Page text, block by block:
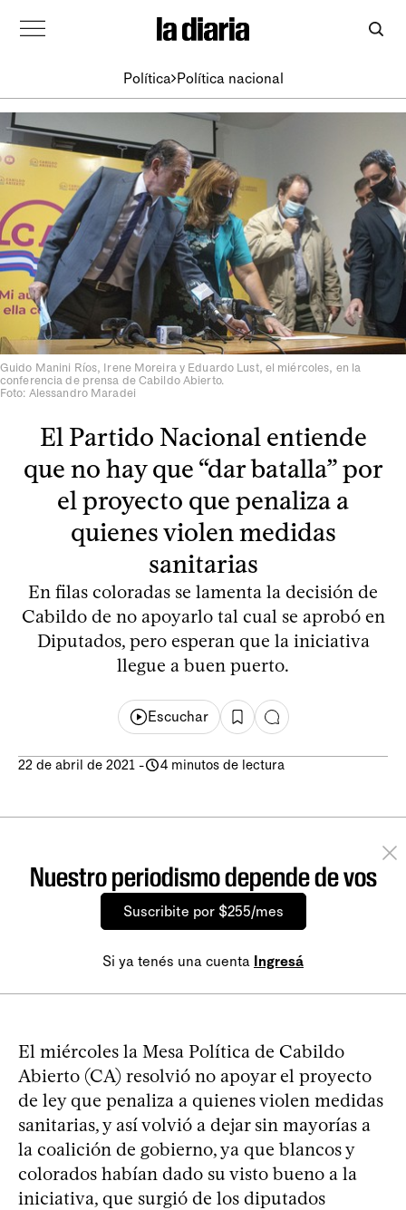
Política Política nacional
Guido Manini Ríos, Irene Moreira y Eduardo Lust, el miércoles, en la
conferencia de prensa de Cabildo Abierto.
Foto: Alessandro Maradei
El Partido Nacional entiende
que no hay que “dar batalla” por
el proyecto que penaliza a
quienes violen medidas
sanitarias
En filas coloradas se lamenta la decisión de
Cabildo de no apoyarlo tal cual se aprobó en
Diputados, pero esperan que la iniciativa
llegue a buen puerto.
Escuchar
22 de abril de 2021 - 4 minutos de lectura
Nuestro periodismo depende de vos
Suscribite por $255/mes
Si ya tenés una cuenta Ingresá
El miércoles la Mesa Política de Cabildo
Abierto (CA) resolvió no apoyar el proyecto
de ley que penaliza a quienes violen medidas
sanitarias, y así volvió a dejar sin mayorías a
la coalición de gobierno, ya que blancos y
colorados habían dado su visto bueno a la
iniciativa, que surgió de los diputados